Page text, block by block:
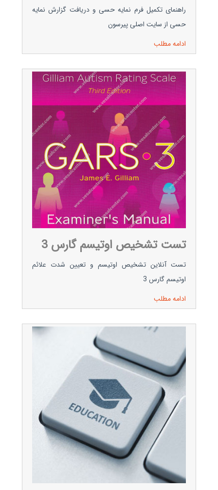
راهنمای تکمیل فرم نمایه حسی و دریافت گزارش نمایه
حسی از سایت اصلی پیرسون
ادامه مطلب
تست تشخیص اوتیسم گارس 3
تست آنلاین تشخیص اوتیسم و تعیین شدت علائم
اوتیسم گارس 3
ادامه مطلب